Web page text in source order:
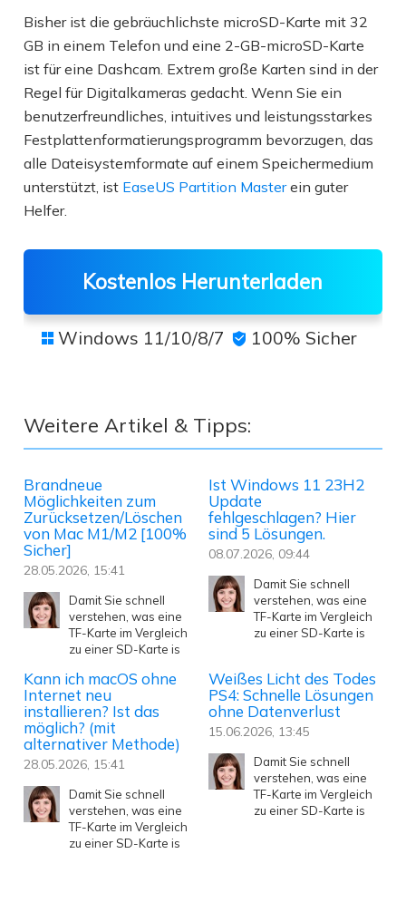
Bisher ist die gebräuchlichste microSD-Karte mit 32
GB in einem Telefon und eine 2-GB-microSD-Karte
ist für eine Dashcam. Extrem große Karten sind in der
Regel für Digitalkameras gedacht. Wenn Sie ein
benutzerfreundliches, intuitives und leistungsstarkes
Festplattenformatierungsprogramm bevorzugen, das
alle Dateisystemformate auf einem Speichermedium
unterstützt, ist EaseUS Partition Masterein guter
Helfer.
Kostenlos Herunterladen
 Windows 11/10/8/7  100% Sicher
Weitere Artikel & Tipps:
Brandneue
Möglichkeiten zum
Zurücksetzen/Löschen
von Mac M1/M2 [100%
Sicher]
28.05.2026, 15:41
Damit Sie schnell
verstehen, was eine
TF-Karte im Vergleich
zu einer SD-Karte is
Ist Windows 11 23H2
Update
fehlgeschlagen? Hier
sind 5 Lösungen.
08.07.2026, 09:44
Damit Sie schnell
verstehen, was eine
TF-Karte im Vergleich
zu einer SD-Karte is
Kann ich macOS ohne
Internet neu
installieren? Ist das
möglich? (mit
alternativer Methode)
28.05.2026, 15:41
Damit Sie schnell
verstehen, was eine
TF-Karte im Vergleich
zu einer SD-Karte is
Weißes Licht des Todes
PS4: Schnelle Lösungen
ohne Datenverlust
15.06.2026, 13:45
Damit Sie schnell
verstehen, was eine
TF-Karte im Vergleich
zu einer SD-Karte is